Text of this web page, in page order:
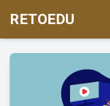
RETOEDU